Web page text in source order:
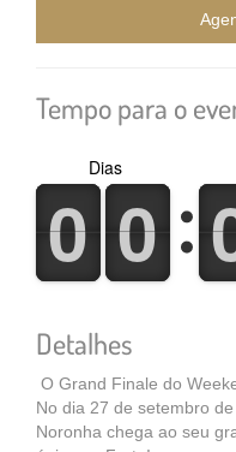
Tempo para o
0
0
1
1 0
0
1
1
Dias
Detalhes
O Grand Finale do
No dia 27 de setembro
Noronha chega ao seu